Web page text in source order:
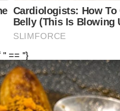
pun. Ketika itu sudah